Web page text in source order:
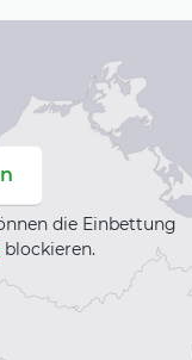
kreativ
die Einbettung
blockieren.